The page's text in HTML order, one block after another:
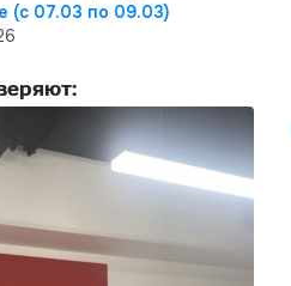
(с 07.03 по 09.03)